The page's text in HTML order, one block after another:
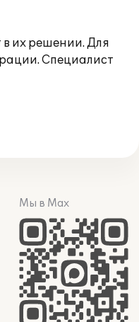
их решении. Для
Специалист
Мы в Max